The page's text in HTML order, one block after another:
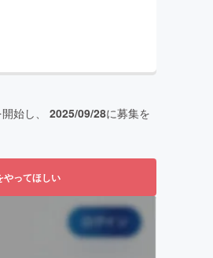
始し、 2025/09/28に募集を
やってほしい